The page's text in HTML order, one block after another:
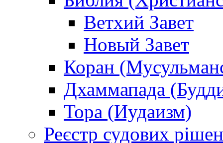
Ветхий Завет
Новый Завет
Коран
Дхаммапада
Тора (Иудаизм)
Реєстр судових